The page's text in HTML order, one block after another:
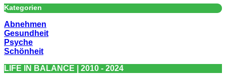
Kategorien
Abnehmen
Gesundheit
Psyche
Schönheit
LIFE IN BALANCE | 2010 - 2024